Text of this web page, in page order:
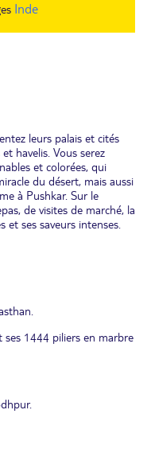
Inde
leurs palais et cités
havelis. Vous serez
et colorées, qui
du désert, mais aussi
à Pushkar. Sur le
de visites de marché, la
et ses saveurs intenses.
ses 1444 piliers en marbre